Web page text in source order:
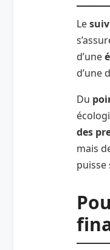
Le
d’une
d’une
Du
des
mais
puisse